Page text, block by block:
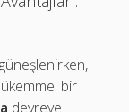
bir
devreye